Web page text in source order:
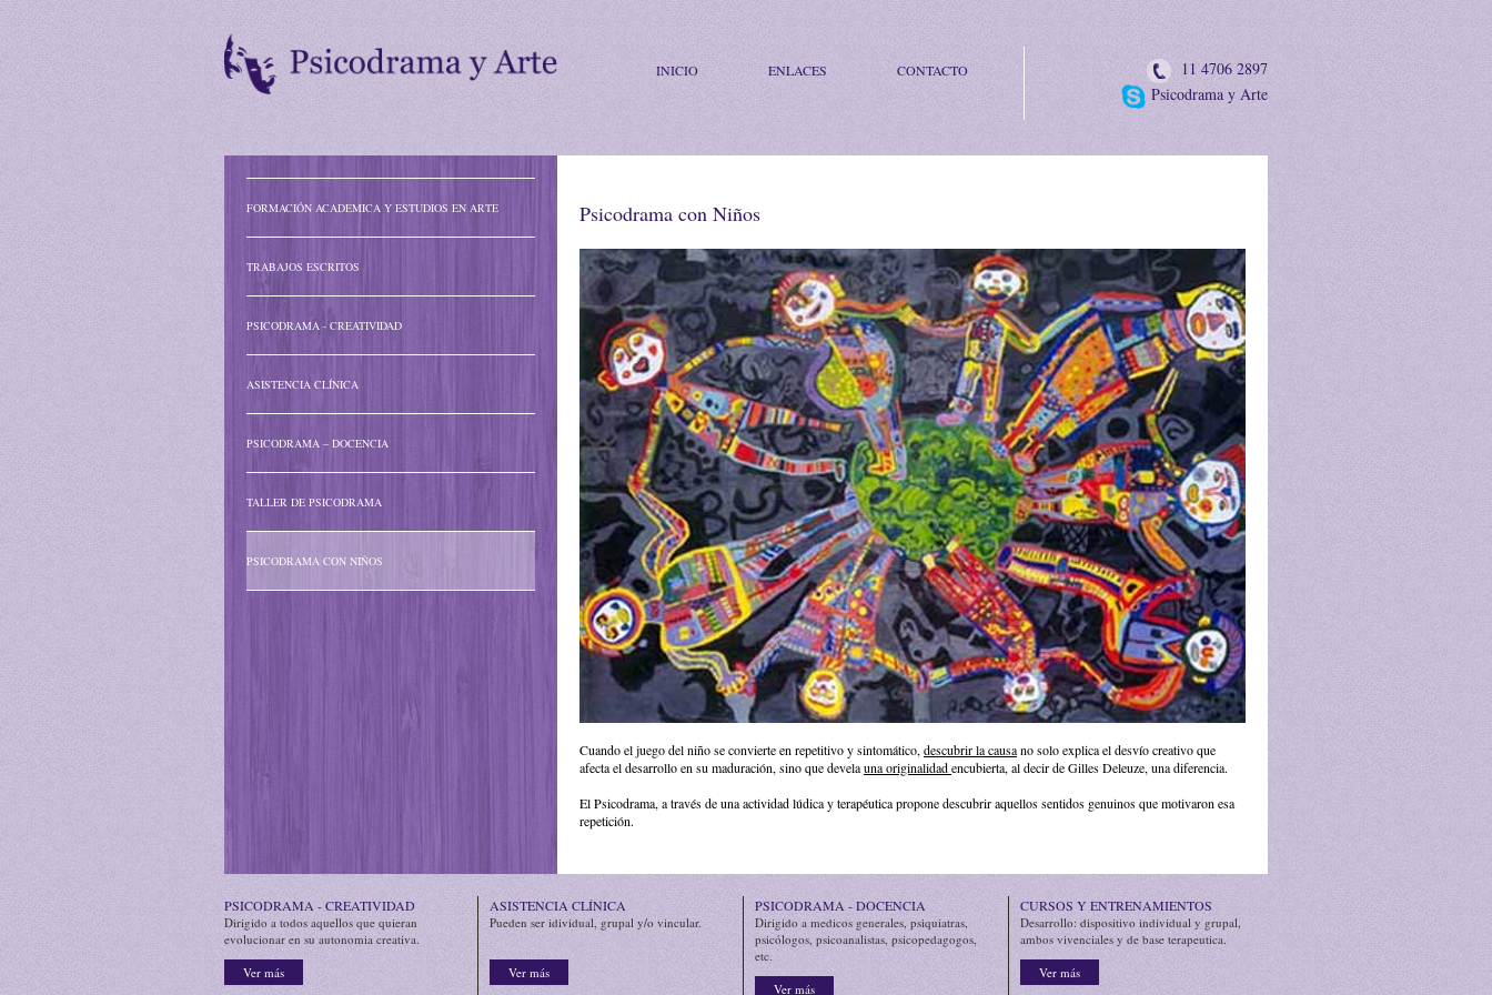
INICIO ENLACES CONTACTO
11 4706 2897
Psicodrama y Arte
FORMACIÓN ACADEMICA Y ESTUDIOS EN ARTE
TRABAJOS ESCRITOS
PSICODRAMA - CREATIVIDAD
ASISTENCIA CLÍNICA
PSICODRAMA – DOCENCIA
TALLER DE PSICODRAMA
PSICODRAMA CON NIÑOS
Psicodrama con Niños
Cuando el juego del niño se convierte en repetitivo y sintomático, descubrir la causano solo explica el desvío creativo que
afecta el desarrollo en su maduración, sino que develauna originalidadencubierta, al decir de Gilles Deleuze, una diferencia.
El Psicodrama, a través de una actividad lúdica y terapéutica propone descubrir aquellos sentidos genuinos que motivaron esa
repetición.
PSICODRAMA - CREATIVIDAD
Dirigido a todos aquellos que quieran
evolucionar en su autonomia creativa.
Ver más
ASISTENCIA CLÍNICA
Pueden ser idividual, grupal y/o vincular.
Ver más
PSICODRAMA - DOCENCIA
Dirigido a medicos generales, psiquiatras,
psicólogos, psicoanalistas, psicopedagogos,
etc.
Ver más
CURSOS Y ENTRENAMIENTOS
Desarrollo: dispositivo individual y grupal,
ambos vivenciales y de base terapeutica.
Ver más